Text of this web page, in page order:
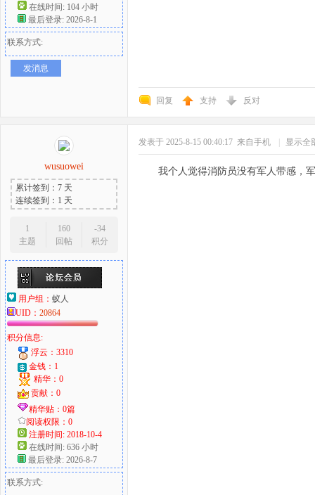
在线时间: 104 小时
最后登录: 2026-8-1
联系方式:
发消息
回复 支持 反对
wusuowei
累计签到：7 天
连续签到：1 天
1
主题
160
回帖
-34
积分
用户组： 蚁人
UID： 20864
积分信息:
浮云：3310
金钱：1
精华：0
贡献：0
精华贴：0篇
阅读权限：0
注册时间: 2018-10-4
在线时间: 636 小时
最后登录: 2026-8-7
联系方式:
发表于 2025-8-15 00:40:17 来自手机 显示全
我个人觉得消防员没有军人带感，